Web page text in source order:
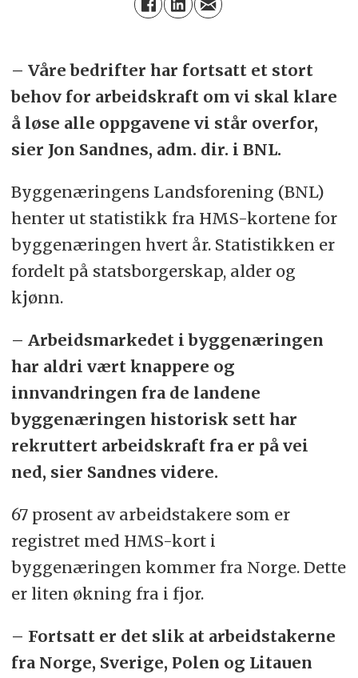
– Våre bedrifter har fortsatt et stort
behov for arbeidskraft om vi skal klare
å løse alle oppgavene vi står overfor,
sier Jon Sandnes, adm. dir. i BNL.
Byggenæringens Landsforening (BNL)
henter ut statistikk fra HMS-kortene for
byggenæringen hvert år. Statistikken er
fordelt på statsborgerskap, alder og
kjønn.
– Arbeidsmarkedet i byggenæringen
har aldri vært knappere og
innvandringen fra de landene
byggenæringen historisk sett har
rekruttert arbeidskraft fra er på vei
ned, sier Sandnes videre.
67 prosent av arbeidstakere som er
registret med HMS-kort i
byggenæringen kommer fra Norge. Dette
er liten økning fra i fjor.
– Fortsatt er det slik at arbeidstakerne
fra Norge, Sverige, Polen og Litauen